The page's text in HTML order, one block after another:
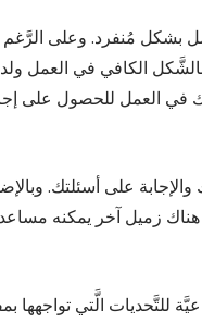
بشكل مُنفرد. وعلى
الكافي في العمل ولديك
العمل للحصول على
على أسئلتك.
زميل آخر يمكنه
للتَّحديات الَّتي